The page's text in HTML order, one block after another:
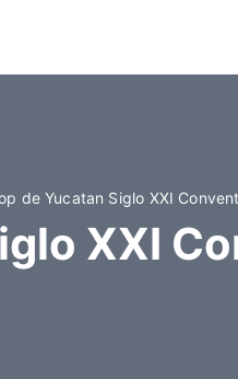
de Yucatan Siglo XXI
XXI